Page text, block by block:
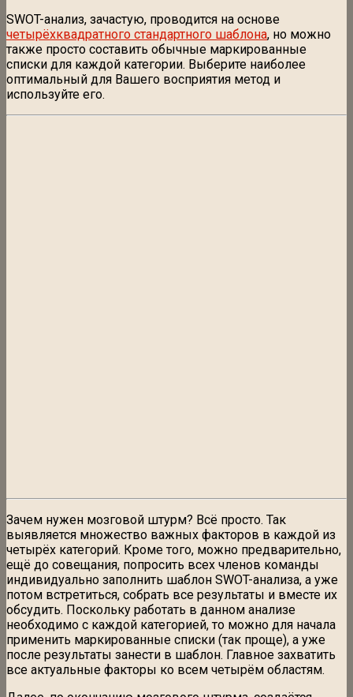
SWOT-анализ, зачастую, проводится на основе
четырёхквадратного стандартного шаблона, но можно
также просто составить обычные маркированные
списки для каждой категории. Выберите наиболее
оптимальный для Вашего восприятия метод и
используйте его.
Зачем нужен мозговой штурм? Всё просто. Так
выявляется множество важных факторов в каждой из
четырёх категорий. Кроме того, можно предварительно,
ещё до совещания, попросить всех членов команды
индивидуально заполнить шаблон SWOT-анализа, а уже
потом встретиться, собрать все результаты и вместе их
обсудить. Поскольку работать в данном анализе
необходимо с каждой категорией, то можно для начала
применить маркированные списки (так проще), а уже
после результаты занести в шаблон. Главное захватить
все актуальные факторы ко всем четырём областям.